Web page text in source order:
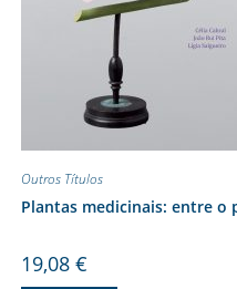
Outros Títulos
Plantas medicinais: entre o
19,08 €